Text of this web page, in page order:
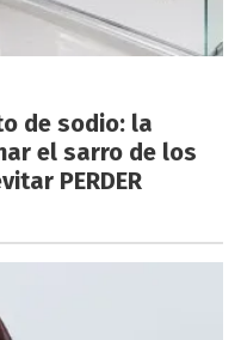
de sodio: la
el sarro de los
PERDER